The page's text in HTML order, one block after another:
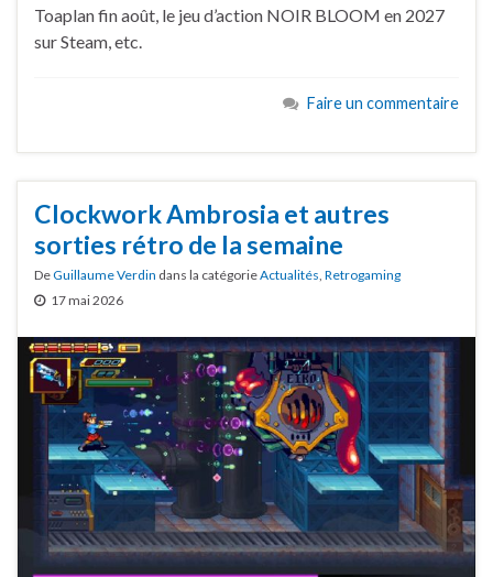
Toaplan fin août, le jeu d’action NOIR BLOOM en 2027
sur Steam, etc.
Faire un commentaire
Clockwork Ambrosia et autres
sorties rétro de la semaine
DeGuillaume Verdin dans la catégorieActualités, Retrogaming
17 mai 2026